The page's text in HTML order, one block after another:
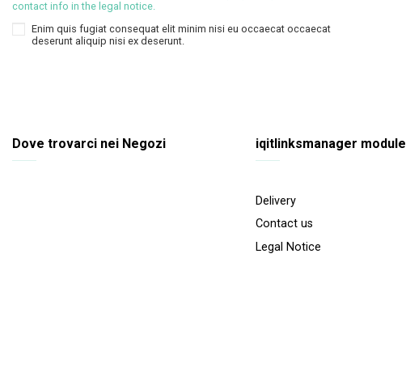
contact info in the legal notice.
Enim quis fugiat consequat elit minim nisi eu occaecat occaecat
deserunt aliquip nisi ex deserunt.
Dove trovarci nei Negozi iqitlinksmanager module
Delivery
Contact us
Legal Notice